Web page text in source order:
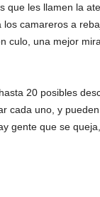
que les llamen la
camareros a
culo, una mejor
20 posibles
cada uno, y
gente que se